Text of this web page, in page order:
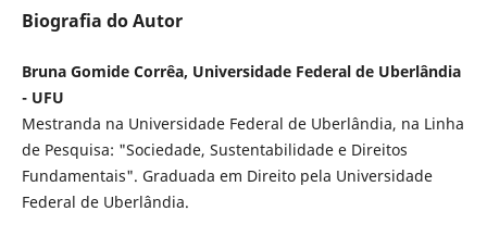
Biografia do Autor
Bruna Gomide Corrêa, Universidade Federal de Uberlândia
- UFU
Mestranda na Universidade Federal de Uberlândia, na Linha
de Pesquisa: "Sociedade, Sustentabilidade e Direitos
Fundamentais". Graduada em Direito pela Universidade
Federal de Uberlândia.